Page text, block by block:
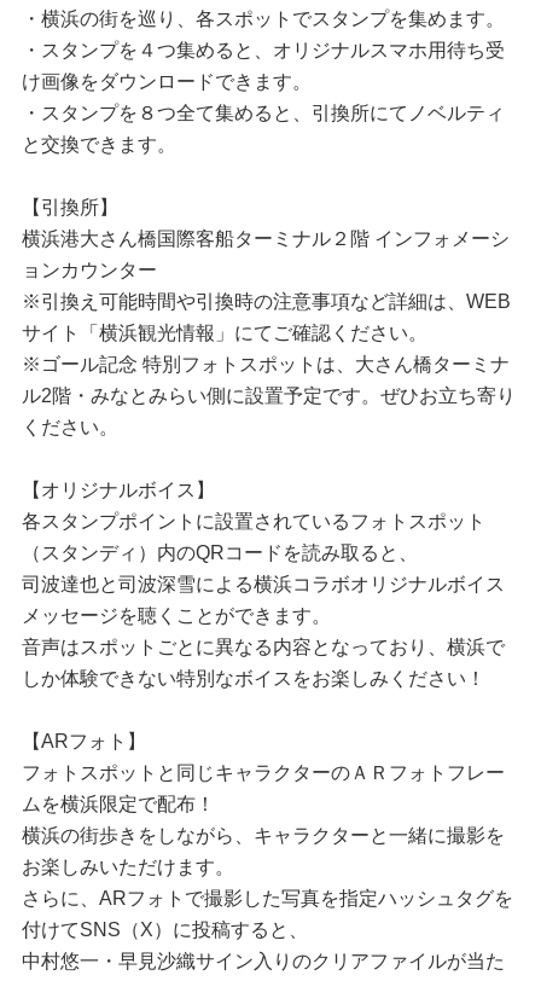
・横浜の街を巡り、各スポットでスタンプを集めます。
・スタンプを４つ集めると、オリジナルスマホ用待ち受
け画像をダウンロードできます。
・スタンプを８つ全て集めると、引換所にてノベルティ
と交換できます。
【引換所】
横浜港大さん橋国際客船ターミナル２階 インフォメーシ
ョンカウンター
※引換え可能時間や引換時の注意事項など詳細は、WEB
サイト「横浜観光情報」にてご確認ください。
※ゴール記念 特別フォトスポットは、大さん橋ターミナ
ル2階・みなとみらい側に設置予定です。ぜひお立ち寄り
ください。
【オリジナルボイス】
各スタンプポイントに設置されているフォトスポット
（スタンディ）内のQRコードを読み取ると、
司波達也と司波深雪による横浜コラボオリジナルボイス
メッセージを聴くことができます。
音声はスポットごとに異なる内容となっており、横浜で
しか体験できない特別なボイスをお楽しみください！
【ARフォト】
フォトスポットと同じキャラクターのＡＲフォトフレー
ムを横浜限定で配布！
横浜の街歩きをしながら、キャラクターと一緒に撮影を
お楽しみいただけます。
さらに、ARフォトで撮影した写真を指定ハッシュタグを
付けてSNS（X）に投稿すると、
中村悠一・早見沙織サイン入りのクリアファイルが当た